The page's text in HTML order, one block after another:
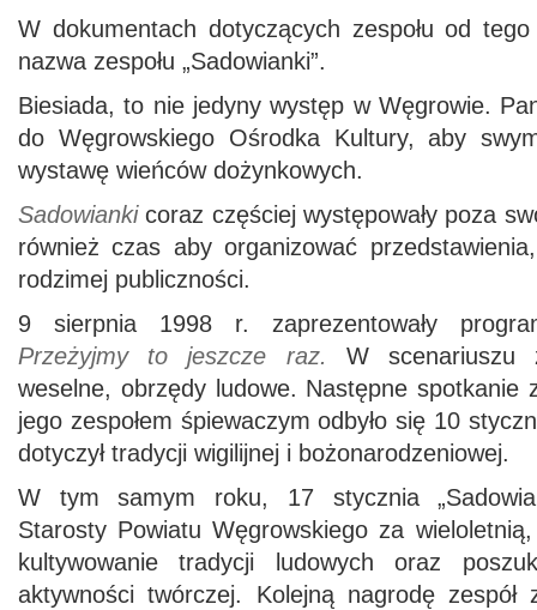
W dokumentach dotyczących zespołu od
nazwa zespołu „Sadowianki”.
Biesiada, to nie jedyny występ w Węgrowie.
do Węgrowskiego Ośrodka Kultury, aby
wystawę wieńców dożynkowych.
Sadowiankicoraz częściej występowały poza
również czas aby organizować
rodzimej publiczności.
9 sierpnia 1998 r. zaprezentowały
Przeżyjmy to jeszcze raz. W scenariuszu
weselne, obrzędy ludowe. Następne spotkanie
jego zespołem śpiewaczym odbyło się 10
dotyczył tradycji wigilijnej i bożonarodzeniowej.
W tym samym roku, 17 stycznia
Starosty Powiatu Węgrowskiego za wieloletnią,
kultywowanie tradycji ludowych oraz
aktywności twórczej. Kolejną nagrodę zespół